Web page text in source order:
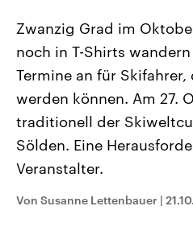
Aktuelle Beiträge, Analysen und
Hintergründe
Wirtschaftlich und militärisch
gehören die Vereinigten
mit großem Einfluss auf das
Zwanzig Grad im
noch in T-Shirts
Termine an für
werden können. Am 27.
traditionell der
Sölden. Eine
Veranstalter.
Von Susanne Lettenbauer |